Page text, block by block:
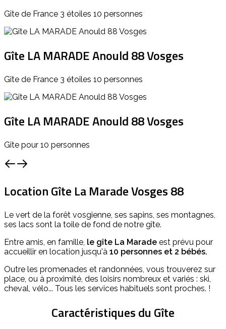
Gîte de France 3 étoiles 10 personnes
Gîte LA MARADE Anould 88 Vosges
Gîte de France 3 étoiles 10 personnes
Gîte LA MARADE Anould 88 Vosges
Gîte pour 10 personnes
Location Gîte La Marade Vosges 88
Le vert de la forêt vosgienne, ses sapins, ses montagnes,
ses lacs sont la toile de fond de notre gîte.
Entre amis, en famille, le gîte La Marade est prévu pour
accueillir en location jusqu'à 10 personnes et 2 bébés.
Outre les promenades et randonnées, vous trouverez sur
place, ou à proximité, des loisirs nombreux et variés : ski,
cheval, vélo... Tous les services habituels sont proches. !
Caractéristiques du Gîte